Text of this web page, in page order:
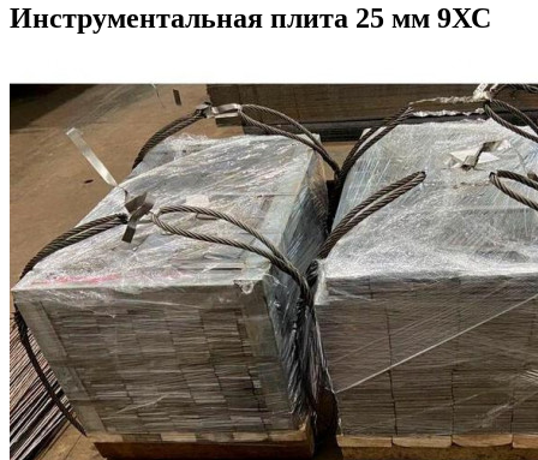
Инструментальная плита 25 мм 9ХС